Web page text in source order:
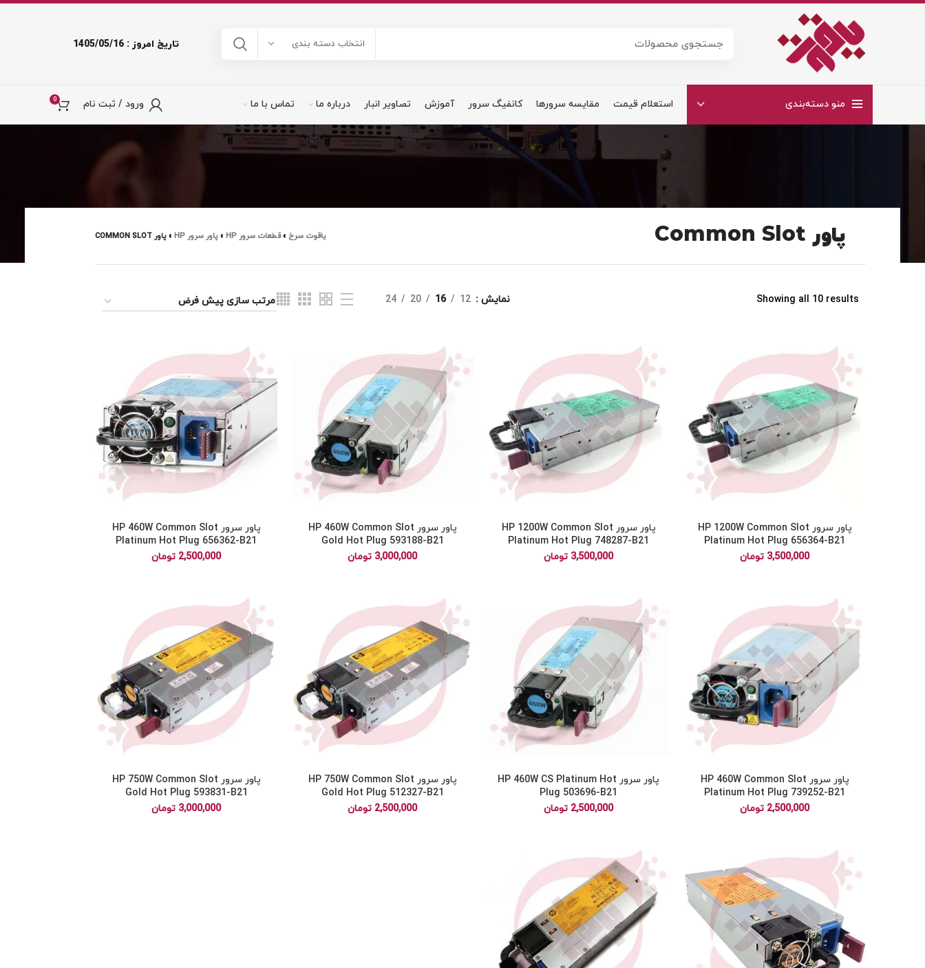
انتخاب دسته بندی تاریخ امروز : 1405/05/16
منو دسته‌بندی استعلام قیمت مقایسه سرورها کانفیگ سرور آموزش تصاویر انبار درباره ما تماس با ما ورود / ثبت نام 0
پاور Common Slot یاقوت سرخ »قطعات سرور HP »پاور سرور HP »پاور COMMON SLOT
Showing all 10 results نمایش 12
16
20
24
پاور سرور HP 1200W Common Slot
Platinum Hot Plug 656364-B21
3,500,000 تومان
پاور سرور HP 1200W Common Slot
Platinum Hot Plug 748287-B21
3,500,000 تومان
پاور سرور HP 460W Common Slot
Gold Hot Plug 593188-B21
3,000,000 تومان
پاور سرور HP 460W Common Slot
Platinum Hot Plug 656362-B21
2,500,000 تومان
پاور سرور HP 460W Common Slot
Platinum Hot Plug 739252-B21
2,500,000 تومان
پاور سرور HP 460W CS Platinum Hot
Plug 503696-B21
2,500,000 تومان
پاور سرور HP 750W Common Slot
Gold Hot Plug 512327-B21
2,500,000 تومان
پاور سرور HP 750W Common Slot
Gold Hot Plug 593831-B21
3,000,000 تومان